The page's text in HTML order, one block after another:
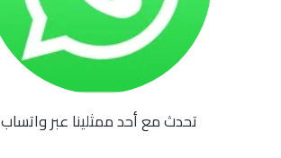
تحدث مع أحد ممثلينا عبر واتساب